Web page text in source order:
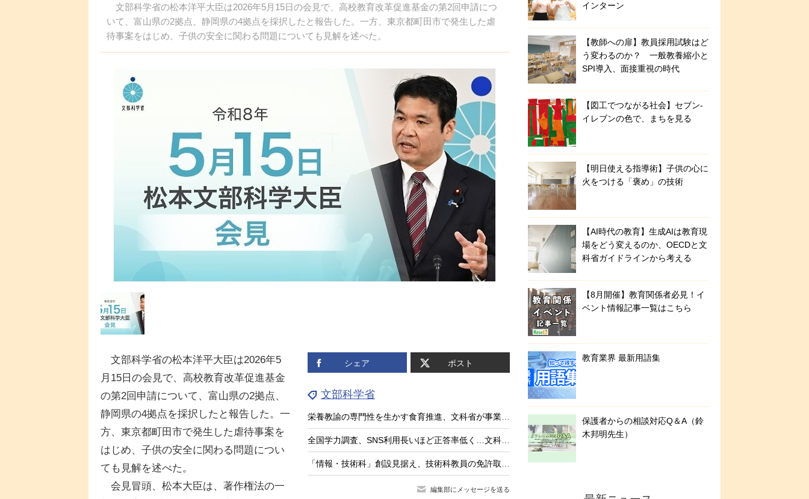
文部科学省の松本洋平大臣は2026年5月15日の会見で、高校教育改革促進基金の第2回申請につ
いて、富山県の2拠点、静岡県の4拠点を採択したと報告した。一方、東京都町田市で発生した虐
待事案をはじめ、子供の安全に関わる問題についても見解を述べた。
シェア ポスト
文部科学省
栄養教諭の専門性を生かす食育推進、文科省が事業公募
全国学力調査、SNS利用長いほど正答率低く…文科相8/4会見
「情報・技術科」創設見据え、技術科教員の免許取得講座を全国実施…兵庫教育大
編集部にメッセージを送る
文部科学省の松本洋平大臣は2026年5
月15日の会見で、高校教育改革促進基金
の第2回申請について、富山県の2拠点、
静岡県の4拠点を採択したと報告した。一
方、東京都町田市で発生した虐待事案を
はじめ、子供の安全に関わる問題につい
ても見解を述べた。
会見冒頭、松本大臣は、著作権法の一
インターン
【教師への扉】教員採用試験はど
う変わるのか？ 一般教養縮小と
SPI導入、面接重視の時代
【図工でつながる社会】セブン‐
イレブンの色で、まちを見る
【明日使える指導術】子供の心に
火をつける「褒め」の技術
【AI時代の教育】生成AIは教育現
場をどう変えるのか、OECDと文
科省ガイドラインから考える
【8月開催】教育関係者必見！イ
ベント情報記事一覧はこちら
教育業界 最新用語集
保護者からの相談対応Q＆A（鈴
木邦明先生）